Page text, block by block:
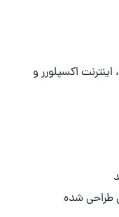
اینترنت اکسپلورر و